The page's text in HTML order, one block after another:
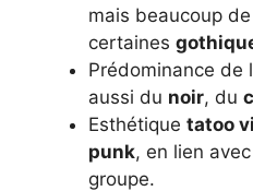
mais beaucoup
certaines
Prédominance de
aussi du noir, du
Esthétique tatoo
punk, en lien
groupe.